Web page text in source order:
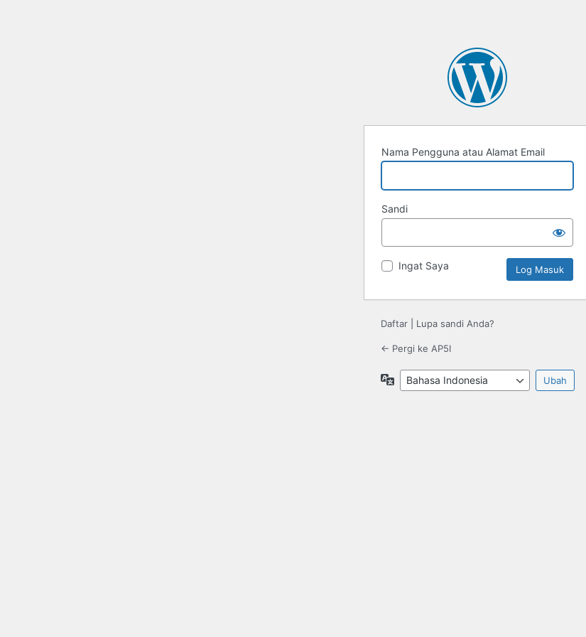
Nama Pengguna atau Alamat Email
Sandi
Ingat Saya
Daftar Lupa sandi Anda?
← Pergi ke AP5I
Bahasa